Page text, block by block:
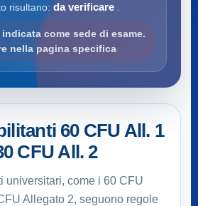
risultano: da verificare
come sede di esame.
nella pagina specifica
60 CFU All. 1
CFU All. 2
universitari, come i 60 CFU
Allegato 2, seguono regole